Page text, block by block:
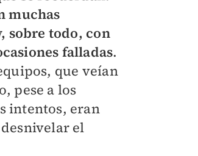
muchas
sobre todo, con
falladas.
que veían
pese a los
intentos, eran
el